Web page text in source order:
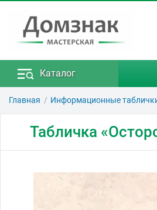
Каталог
Главная Информационные
Табличка